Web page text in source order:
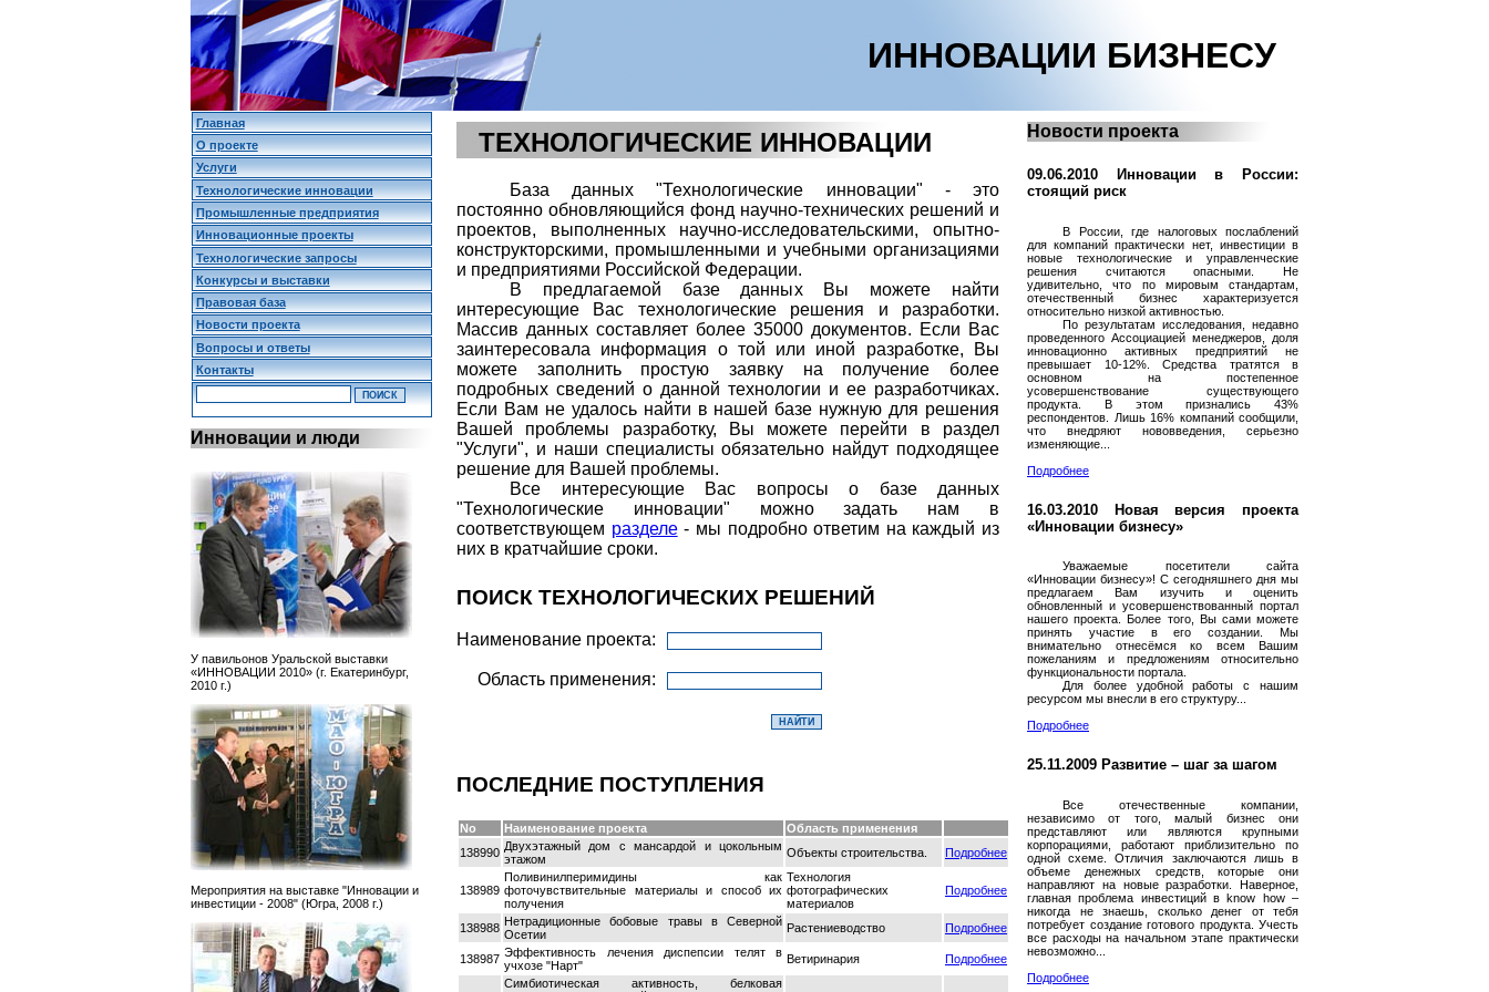
ИННОВАЦИИ БИЗНЕСУ
ТЕХНОЛОГИЧЕСКИЕ ИННОВАЦИИ
База данных "Технологические инновации" - это
постоянно обновляющийся фонд научно-технических решений и
проектов, выполненных научно-исследовательскими, опытно-
конструкторскими, промышленными и учебными организациями
и предприятиями Российской Федерации.
В предлагаемой базе данных Вы можете найти
интересующие Вас технологические решения и разработки.
Массив данных составляет более 35000 документов. Если Вас
заинтересовала информация о той или иной разработке, Вы
можете заполнить простую заявку на получение более
подробных сведений о данной технологии и ее разработчиках.
Если Вам не удалось найти в нашей базе нужную для решения
Вашей проблемы разработку, Вы можете перейти в раздел
"Услуги", и наши специалисты обязательно найдут подходящее
решение для Вашей проблемы.
Все интересующие Вас вопросы о базе данных
"Технологические инновации" можно задать нам в
соответствующем разделе- мы подробно ответим на каждый из
них в кратчайшие сроки.
ПОИСК ТЕХНОЛОГИЧЕСКИХ РЕШЕНИЙ
Наименование проекта:
Область применения:
ПОСЛЕДНИЕ ПОСТУПЛЕНИЯ
No Наименование проекта
Область применения
138990 Двухэтажный дом с мансардой и цокольным
этажом
Объекты строительства. Подробнее
138989
Поливинилперимидины как
фоточувствительные материалы и способ их
получения
Технология
фотографических
материалов
Подробнее
138988 Нетрадиционные бобовые травы в Северной
Осетии
Растениеводство Подробнее
138987 Эффективность лечения диспепсии телят в
учхозе "Нарт"
Ветиринария Подробнее
Симбиотическая активность, белковая
Новости проекта
09.06.2010 Инновации в России:
стоящий риск
В России, где налоговых послаблений
для компаний практически нет, инвестиции в
новые технологические и управленческие
решения считаются опасными. Не
удивительно, что по мировым стандартам,
отечественный бизнес характеризуется
относительно низкой активностью.
По результатам исследования, недавно
проведенного Ассоциацией менеджеров, доля
инновационно активных предприятий не
превышает 10-12%. Средства тратятся в
основном на постепенное
усовершенствование существующего
продукта. В этом признались 43%
респондентов. Лишь 16% компаний сообщили,
что внедряют нововведения, серьезно
изменяющие...
Подробнее
16.03.2010 Новая версия проекта
«Инновации бизнесу»
Уважаемые посетители сайта
«Инновации бизнесу»! С сегодняшнего дня мы
предлагаем Вам изучить и оценить
обновленный и усовершенствованный портал
нашего проекта. Более того, Вы сами можете
принять участие в его создании. Мы
внимательно отнесёмся ко всем Вашим
пожеланиям и предложениям относительно
функциональности портала.
Для более удобной работы с нашим
ресурсом мы внесли в его структуру...
Подробнее
25.11.2009 Развитие – шаг за шагом
Все отечественные компании,
независимо от того, малый бизнес они
представляют или являются крупными
корпорациями, работают приблизительно по
одной схеме. Отличия заключаются лишь в
объеме денежных средств, которые они
направляют на новые разработки. Наверное,
главная проблема инвестиций в know how –
никогда не знаешь, сколько денег от тебя
потребует создание готового продукта. Учесть
все расходы на начальном этапе практически
невозможно...
Подробнее
Главная
О проекте
Услуги
Технологические инновации
Промышленные предприятия
Инновационные проекты
Технологические запросы
Конкурсы и выставки
Правовая база
Новости проекта
Вопросы и ответы
Контакты
Инновации и люди
У павильонов Уральской выставки
«ИННОВАЦИИ 2010» (г. Екатеринбург,
2010 г.)
Мероприятия на выставке "Инновации и
инвестиции - 2008" (Югра, 2008 г.)